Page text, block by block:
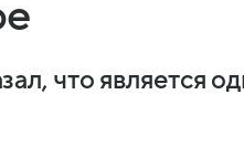
что является